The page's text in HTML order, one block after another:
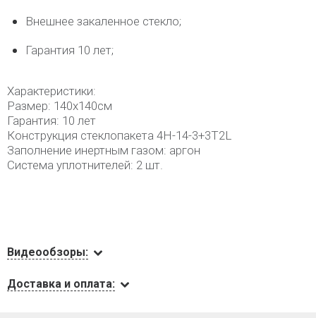
Внешнее закаленное стекло;
Гарантия 10 лет;
Характеристики:
Размер: 140х140см
Гарантия: 10 лет
Конструкция стеклопакета 4H-14-3+3T2L
Заполнение инертным газом: аргон
Система уплотнителей: 2 шт.
Видеообзоры:
Доставка и оплата: